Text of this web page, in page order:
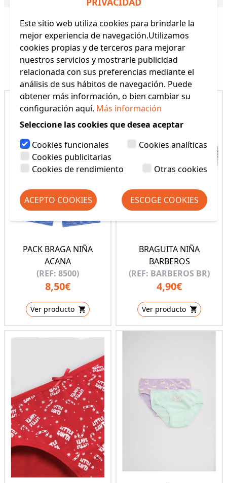
Productos Relacionados
PACK BRAGA NIÑA
ACANA
(REF: 8500)
8,50€
Ver producto
BRAGUITA NIÑA
BARBEROS
(REF: BARBEROS BR)
4,90€
Ver producto
Este sitio web utiliza cookies para brindarle la
mejor experiencia de navegación.Utilizamos
cookies propias y de terceros para mejorar
nuestros servicios y mostrarle publicidad
relacionada con sus preferencias mediante el
análisis de sus hábitos de navegación. Puede
obtener más información, o bien cambiar su
configuración aquí. Más información
Seleccione las cookies que desea aceptar
Cookies funcionales
Cookies analíticas
Cookies publicitarias
Cookies de rendimiento
Otras cookies
ACEPTO COOKIES ESCOGE COOKIES